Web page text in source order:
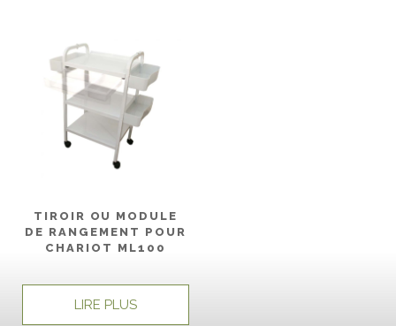
TIROIR OU MODULE
DE RANGEMENT POUR
CHARIOT ML100
LIRE PLUS